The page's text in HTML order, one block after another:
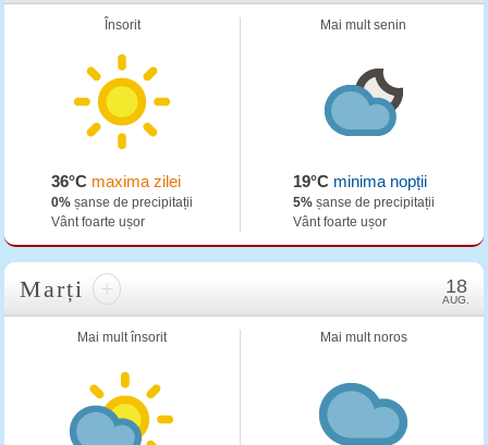
Însorit
36°C maxima zilei
0% șanse de precipitații
Vânt foarte ușor
Mai mult senin
19°Cminima nopții
5%șanse de precipitații
Vânt foarte ușor
Marți + 18
AUG.
Mai mult însorit Mai mult noros